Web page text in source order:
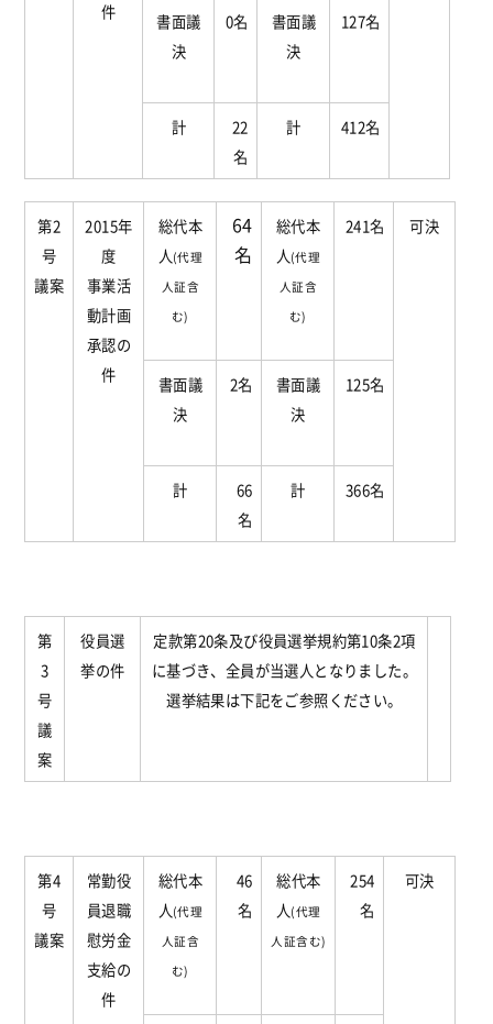
件
書面議
決
0名
書面議
決
127名
計
22
名
計 412名
第2
号
議案
2015年
度
事業活
動計画
承認の
件
総代本
人(代理
人証含
む)
64
名
総代本
人(代理
人証含
む)
241名 可決
書面議
決
2名
書面議
決
125名
計
66
名
計 366名
第
3
号
議
案
役員選
挙の件
定款第20条及び役員選挙規約第10条2項
に基づき、全員が当選人となりました。
選挙結果は下記をご参照ください。
第4
号
議案
常勤役
員退職
慰労金
支給の
件
総代本
人(代理
人証含
む)
46
名
総代本
人(代理
人証含む)
254
名
可決